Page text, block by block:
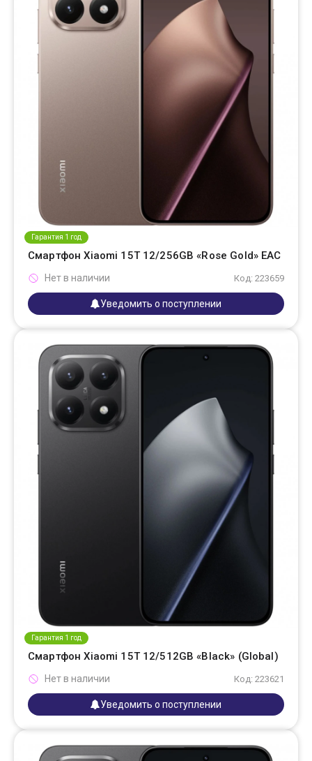
Гарантия 1 год
Смартфон Xiaomi 15T 12/256GB «Rose Gold» EAC
Код: 223659
Нет в наличии
Уведомить о поступлении
Гарантия 1 год
Смартфон Xiaomi 15T 12/512GB «Black» (Global)
Код: 223621
Нет в наличии
Уведомить о поступлении